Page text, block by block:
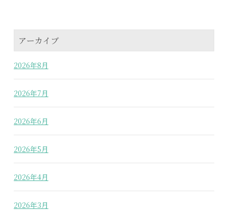
アーカイブ
2026年8月
2026年7月
2026年6月
2026年5月
2026年4月
2026年3月